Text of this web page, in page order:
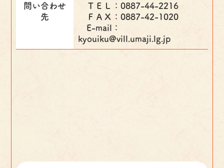
問い合わせ
先
ＴＥＬ：0887-44-2216
ＦＡＸ：0887-42-1020
E-mail：
kyouiku@vill.umaji.lg.jp